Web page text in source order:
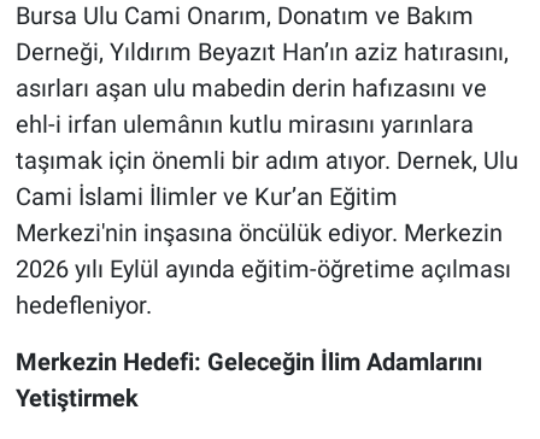
Bursa Ulu Cami Onarım, Donatım ve Bakım
Derneği, Yıldırım Beyazıt Han’ın aziz hatırasını,
asırları aşan ulu mabedin derin hafızasını ve
ehl-i irfan ulemânın kutlu mirasını yarınlara
taşımak için önemli bir adım atıyor. Dernek, Ulu
Cami İslami İlimler ve Kur’an Eğitim
Merkezi'nin inşasına öncülük ediyor. Merkezin
2026 yılı Eylül ayında eğitim-öğretime açılması
hedefleniyor.
Merkezin Hedefi: Geleceğin İlim Adamlarını
Yetiştirmek